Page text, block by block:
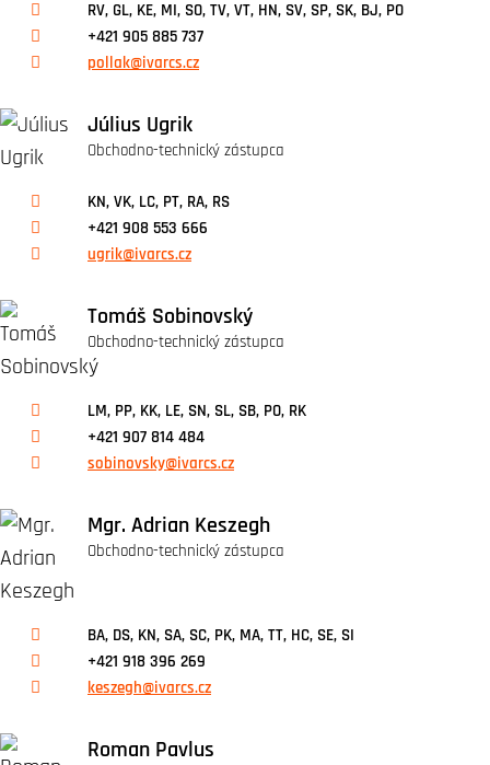
RV, GL, KE, MI, SO, TV, VT, HN, SV, SP, SK, BJ, PO
+421 905 885 737
pollak@ivarcs.cz
Július Ugrik
Obchodno-technický zástupca
KN, VK, LC, PT, RA, RS
+421 908 553 666
ugrik@ivarcs.cz
Tomáš Sobinovský
Obchodno-technický zástupca
LM, PP, KK, LE, SN, SL, SB, PO, RK
+421 907 814 484
sobinovsky@ivarcs.cz
Mgr. Adrian Keszegh
Obchodno-technický zástupca
BA, DS, KN, SA, SC, PK, MA, TT, HC, SE, SI
+421 918 396 269
keszegh@ivarcs.cz
Roman Pavlus